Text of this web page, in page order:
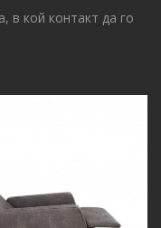
в кой контакт да го